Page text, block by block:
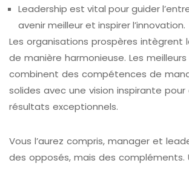
Leadership est vital pour guider
avenir meilleur et inspirer l’innovation.
Les organisations prospères intègrent
de manière harmonieuse. Les
combinent des compétences de
solides avec une vision inspirante
résultats exceptionnels.
Vous l’aurez compris, manager et
des opposés, mais des compléments.